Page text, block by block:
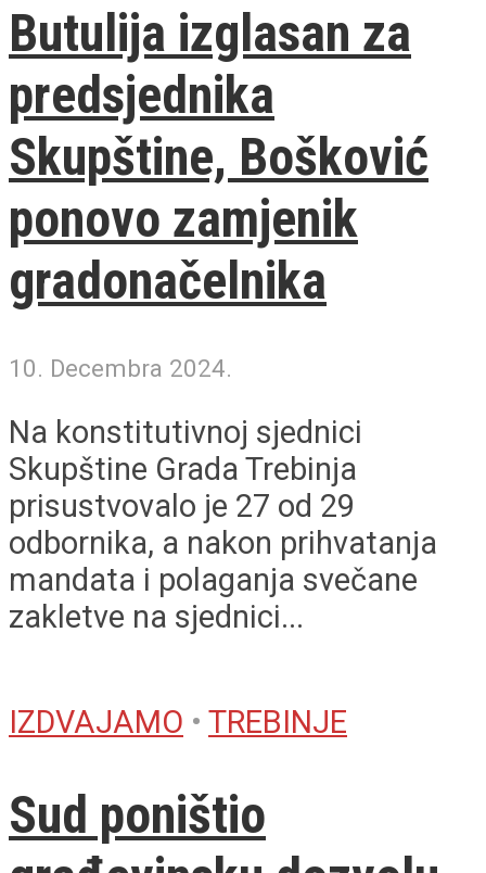
Butulija izglasan za
predsjednika
Skupštine, Bošković
ponovo zamjenik
gradonačelnika
10. Decembra 2024.
Na konstitutivnoj sjednici
Skupštine Grada Trebinja
prisustvovalo je 27 od 29
odbornika, a nakon prihvatanja
mandata i polaganja svečane
zakletve na sjednici...
IZDVAJAMO • TREBINJE
Sud poništio